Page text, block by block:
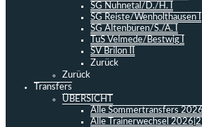
SG Nuhnetal/D./H. I
SG Reiste/Wenholthausen I
SG Altenbüren/S./A. I
TuS Velmede/Bestwig I
SV Brilon II
Zurück
Zurück
Transfers
ÜBERSICHT
Alle Sommertransfers
Alle Trainerwechsel